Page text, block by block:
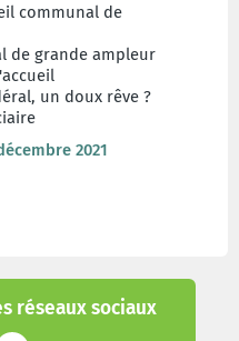
réseaux sociaux
communal de
de grande ampleur
un doux rêve ?
2021